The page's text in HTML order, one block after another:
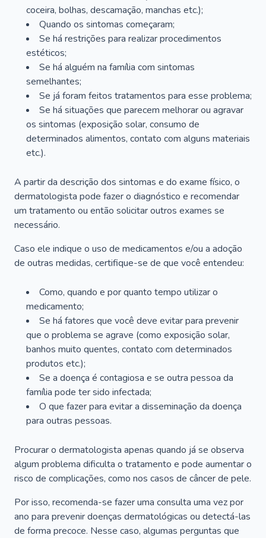
coceira, bolhas, descamação, manchas etc.);
Quando os sintomas começaram;
Se há restrições para realizar procedimentos
estéticos;
Se há alguém na família com sintomas
semelhantes;
Se já foram feitos tratamentos para esse problema;
Se há situações que parecem melhorar ou agravar
os sintomas (exposição solar, consumo de
determinados alimentos, contato com alguns materiais
etc.).
A partir da descrição dos sintomas e do exame físico, o
dermatologista pode fazer o diagnóstico e recomendar
um tratamento ou então solicitar outros exames se
necessário.
Caso ele indique o uso de medicamentos e/ou a adoção
de outras medidas, certifique-se de que você entendeu:
Como, quando e por quanto tempo utilizar o
medicamento;
Se há fatores que você deve evitar para prevenir
que o problema se agrave (como exposição solar,
banhos muito quentes, contato com determinados
produtos etc.);
Se a doença é contagiosa e se outra pessoa da
família pode ter sido infectada;
O que fazer para evitar a disseminação da doença
para outras pessoas.
Procurar o dermatologista apenas quando já se observa
algum problema dificulta o tratamento e pode aumentar o
risco de complicações, como nos casos de câncer de pele.
Por isso, recomenda-se fazer uma consulta uma vez por
ano para prevenir doenças dermatológicas ou detectá-las
de forma precoce. Nesse caso, algumas perguntas que